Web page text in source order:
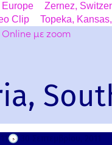
Zernez,
Clip
Topeka,
με zoom
🕟